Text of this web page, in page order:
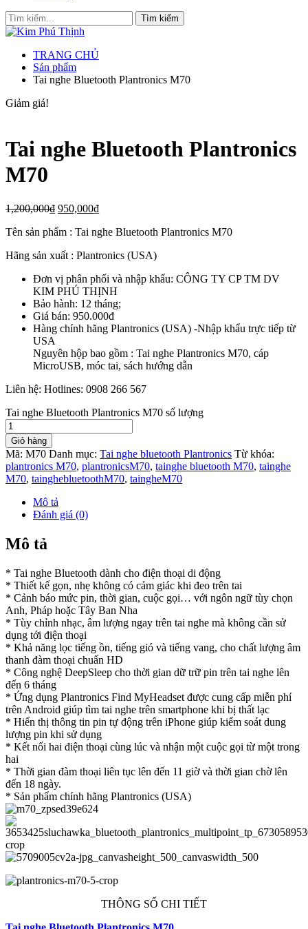
TRANG CHỦ
Sản phẩm
Tai nghe Bluetooth Plantronics M70
Giảm giá!
Tai nghe Bluetooth Plantronics
M70
1,200,000₫ 950,000₫
Tên sản phẩm : Tai nghe Bluetooth Plantronics M70
Hãng sản xuất : Plantronics (USA)
Đơn vị phân phối và nhập khẩu: CÔNG TY CP TM DV
KIM PHÚ THỊNH
Bảo hành: 12 tháng;
Giá bán: 950.000đ
Hàng chính hãng Plantronics (USA) -Nhập khẩu trực tiếp từ
USA
Nguyên hộp bao gồm : Tai nghe Plantronics M70, cáp
MicroUSB, móc tai, sách hướng dẫn
Liên hệ: Hotlines: 0908 266 567
Tai nghe Bluetooth Plantronics M70 số lượng
Giỏ hàng
Mã: M70 Danh mục: Tai nghe bluetooth Plantronics Từ khóa:
plantronics M70, plantronicsM70, tainghe bluetooth M70, tainghe
M70, tainghebluetoothM70, taingheM70
Mô tả
Đánh giá (0)
Mô tả
* Tai nghe Bluetooth dành cho điện thoại di động
* Thiết kế gọn, nhẹ không có cảm giác khi đeo trên tai
* Cảnh báo mức pin, thời gian, cuộc gọi… với ngôn ngữ tùy chọn
Anh, Pháp hoặc Tây Ban Nha
* Tùy chỉnh nhạc, âm lượng ngay trên tai nghe mà không cần sử
dụng tới điện thoại
* Khả năng lọc tiếng ồn, tiếng gió và tiếng vang, cho chất lượng âm
thanh đàm thoại chuẩn HD
* Công nghệ DeepSleep cho thời gian dữ trữ pin trên tai nghe lên
đến 6 tháng
* Ứng dụng Plantronics Find MyHeadset được cung cấp miễn phí
trên Android giúp tìm tai nghe trên smartphone khi bị thất lạc
* Hiển thị thông tin pin tự động trên iPhone giúp kiểm soát dung
lượng pin khi sử dụng
* Kết nối hai điện thoại cùng lúc và nhận một cuộc gọi từ một trong
hai
* Thời gian đàm thoại liên tục lên đến 11 giờ và thời gian chờ lên
đến 18 ngày.
* Sản phẩm chính hãng Plantronics (USA)
THÔNG SỐ CHI TIẾT